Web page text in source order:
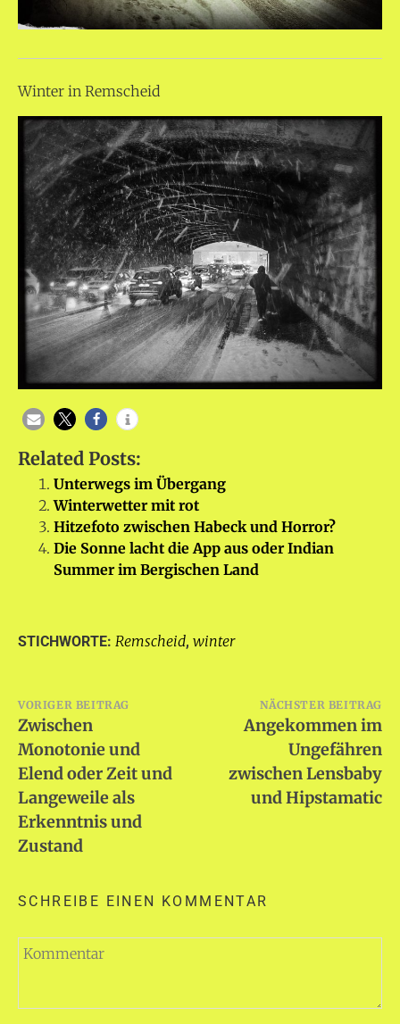
Winter in Remscheid
Related Posts:
Unterwegs im Übergang
Winterwetter mit rot
Hitzefoto zwischen Habeck und Horror?
Die Sonne lacht die App aus oder Indian
Summer im Bergischen Land
STICHWORTE: Remscheid, winter
Beitragsnavigation
VORIGER BEITRAG
Zwischen
Monotonie und
Elend oder Zeit und
Langeweile als
Erkenntnis und
Zustand
NÄCHSTER BEITRAG
Angekommen im
Ungefähren
zwischen Lensbaby
und Hipstamatic
SCHREIBE EINEN KOMMENTAR